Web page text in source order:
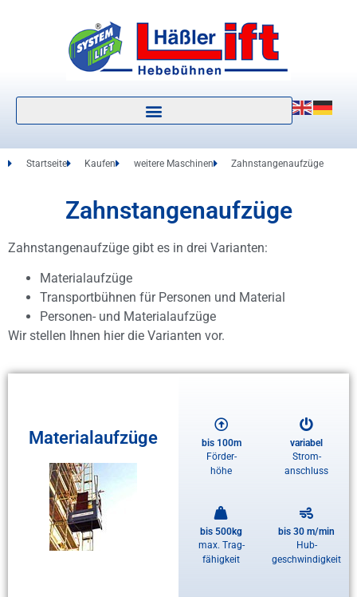
Startseite Kaufen weitere Maschinen Zahnstangenaufzüge
Zahnstangenaufzüge
Zahnstangenaufzüge gibt es in drei Varianten:
Materialaufzüge
Transportbühnen für Personen und Material
Personen- und Materialaufzüge
Wir stellen Ihnen hier die Varianten vor.
Materialaufzüge
bis 100m
Förder-
höhe
bis 500kg
max. Trag-
fähigkeit
variabel
Strom-
anschluss
bis 30 m/min
Hub-
geschwindigkeit